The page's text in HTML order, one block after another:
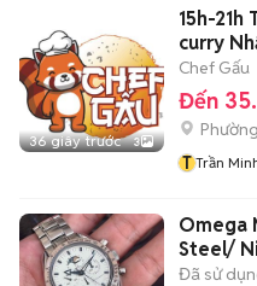
36 giây trước 3
15h-21h
curry
Chef Gấu
Đến
T Trần
Omega
Steel/
Đã sử